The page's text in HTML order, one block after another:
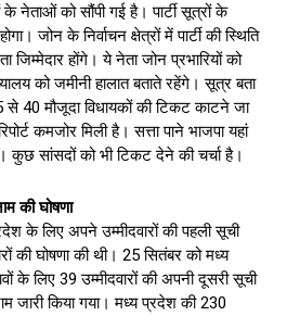
नेताओं को सौंपी गई है। पार्टी सूत्रों के
जोन के निर्वाचन क्षेत्रों में पार्टी की स्थिति
होंगे। ये नेता जोन प्रभारियों को
को जमीनी हालात बताते रहेंगे। सूत्र बता
से 40 मौजूदा विधायकों की टिकट काटने जा
कमजोर मिली है। सत्ता पाने भाजपा यहां
कुछ सांसदों को भी टिकट देने की चर्चा है।
की घोषणा
के लिए अपने उम्मीदवारों की पहली सूची
की घोषणा की थी। 25 सितंबर को मध्य
के लिए 39 उम्मीदवारों की अपनी दूसरी सूची
जारी किया गया। मध्य प्रदेश की 230